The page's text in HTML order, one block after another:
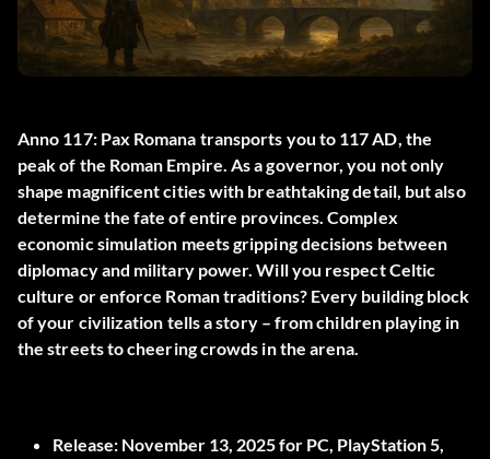
Anno 117: Pax Romana transports you to 117 AD, the
peak of the Roman Empire. As a governor, you not only
shape magnificent cities with breathtaking detail, but also
determine the fate of entire provinces. Complex
economic simulation meets gripping decisions between
diplomacy and military power. Will you respect Celtic
culture or enforce Roman traditions? Every building block
of your civilization tells a story – from children playing in
the streets to cheering crowds in the arena.
Release: November 13, 2025 for PC, PlayStation 5,